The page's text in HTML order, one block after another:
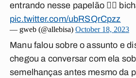
entrando nesse papelão 👎🏻
pic.twitter.com/ubRSQrCpzz
— gweb (@allebisa) October 18, 2023
Manu falou sobre o assunto e
chegou a conversar com ela
semelhanças antes mesmo da